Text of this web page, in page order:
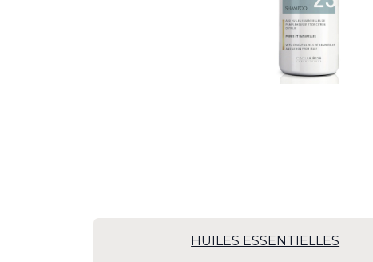
HUILES ESSENTIELLES